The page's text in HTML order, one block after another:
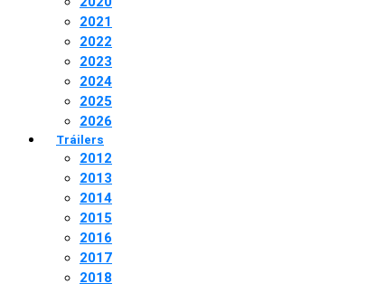
2021
2022
2023
2024
2025
2026
Tráilers
2012
2013
2014
2015
2016
2017
2018